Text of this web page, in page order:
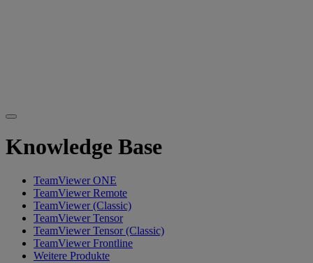
Knowledge Base
TeamViewer ONE
TeamViewer Remote
TeamViewer (Classic)
TeamViewer Tensor
TeamViewer Tensor (Classic)
TeamViewer Frontline
Weitere Produkte